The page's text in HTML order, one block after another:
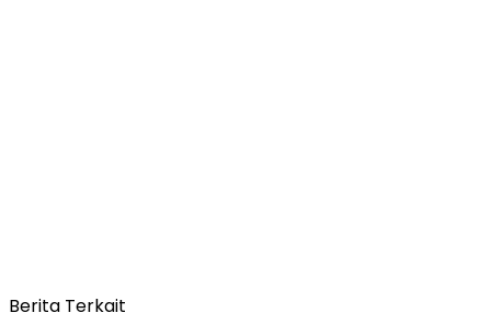
Berita Terkait